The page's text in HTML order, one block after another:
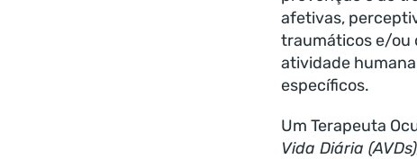
afetivas,
traumáticos e/ou
atividade
específicos.
Um Terapeuta
Vida Diária